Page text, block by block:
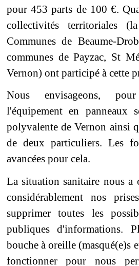
pour 453 parts de 100 €.
collectivités territoriales
Communes de Beaume-
communes de Payzac, St
Vernon) ont participé à cette
Nous envisageons,
l'équipement en panneaux
polyvalente de Vernon ainsi
de deux particuliers. Les
avancées pour cela.
La situation sanitaire nous a
considérablement nos
supprimer toutes les
publiques d'informations.
bouche à oreille (masqué(e)s
fonctionner pour nous